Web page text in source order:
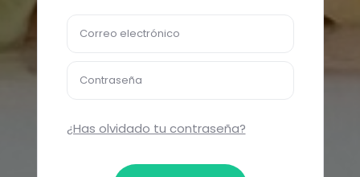
Correo electrónico
Contraseña
¿Has olvidado tu contraseña?